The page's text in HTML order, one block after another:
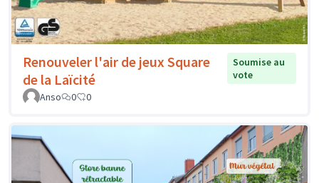
Renouveler l'air de jeux Square
de la Laïcité
Soumise au
vote
Anso
0 0